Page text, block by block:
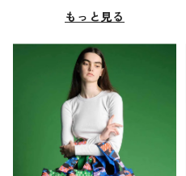
もっと見る